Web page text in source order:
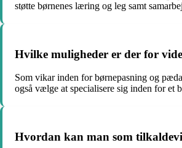
støtte børnenes læring og leg samt
Hvilke muligheder er der for
Som vikar inden for børnepasning og
også vælge at specialisere sig inden for et
Hvordan kan man som